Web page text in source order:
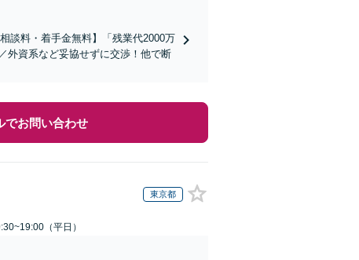
談料・着手金無料】「残業代2000万
外資系など妥協せずに交渉！他で断
でお問い合わせ
東京都
（平日）